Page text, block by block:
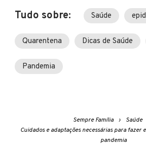
Tudo sobre: Saúde
Quarentena Dicas de Saúde
Pandemia
Sempre Família
Saúde
Cuidados e adaptações necessárias para fazer
pandemia